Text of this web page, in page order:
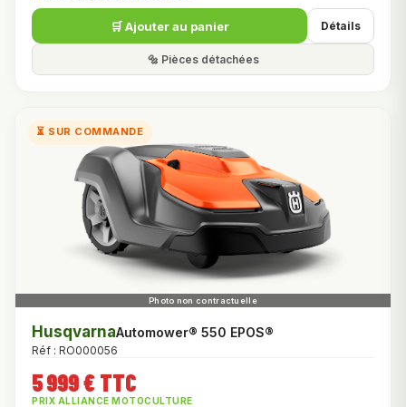
🛒 Ajouter au panier Détails
🔩 Pièces détachées
⏳ SUR COMMANDE
HusqvarnaAutomower® 550 EPOS®
Réf : RO000056
5 999 € TTC
PRIX ALLIANCE MOTOCULTURE